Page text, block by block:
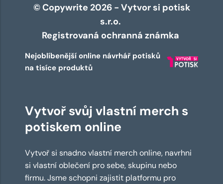
© Copywrite 2026 - Vytvor si potisk
s.r.o.
Registrovaná ochranná známka
Nejoblíbenější online návrhář potisků
na tisíce produktů
Vytvoř svůj vlastní merch s
potiskem online
Vytvoř si snadno vlastní merch online, navrhni
si vlastní oblečení pro sebe, skupinu nebo
firmu. Jsme schopni zajistit platformu pro